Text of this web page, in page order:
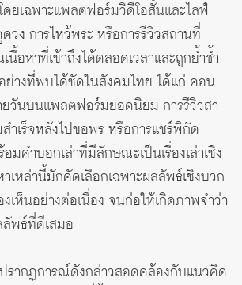
ยเฉพาะแพลตฟอร์มวิดีโอสั้นและไลฟ์
วง การไหว้พระ หรือการรีวิวสถานที่
นื้อหาที่เข้าถึงได้ตลอดเวลาและถูกย้ำซ้ำ
างที่พบได้ชัดในสังคมไทย ได้แก่ คอน
ยวันบนแพลตฟอร์มยอดนิยม การรีวิวสา
ำเร็จหลังไปขอพร หรือการแชร์พิกัด
คำบอกเล่าที่มีลักษณะเป็นเรื่องเล่าเชิง
เหล่านี้มักคัดเลือกเฉพาะผลลัพธ์เชิงบวก
เห็นอย่างต่อเนื่อง จนก่อให้เกิดภาพจำว่า
ลัพธ์ที่ดีเสมอ
รากฏการณ์ดังกล่าวสอดคล้องกับแนวคิด